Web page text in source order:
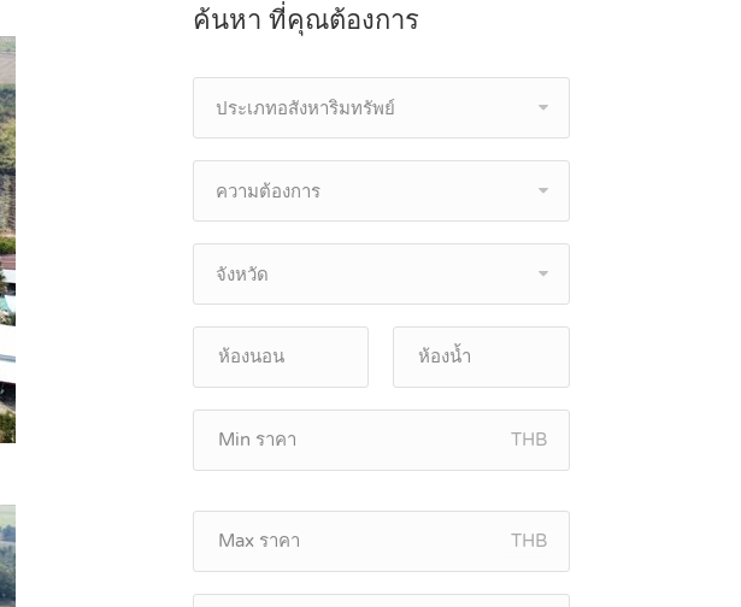
ค้นหา ที่คุณต้องการ
ประเภทอสังหาริมทรัพย์
ความต้องการ
จังหวัด
THB
THB